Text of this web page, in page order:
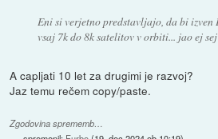
Eni si verjetno predstavljajo, da bi izven
vsaj 7k do 8k satelitov v orbiti... jao ej
A capljati 10 let za drugimi je razvoj?
Jaz temu rečem copy/paste.
Zgodovina sprememb…